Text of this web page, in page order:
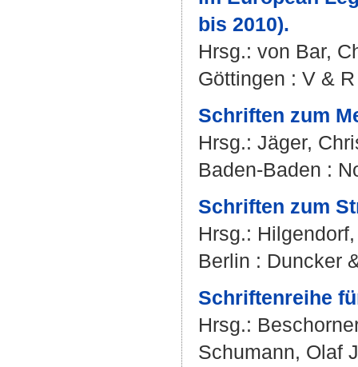
bis 2010).
Hrsg.: von Bar,
Göttingen : V &
Schriften zum
Hrsg.: Jäger,
Baden-Baden :
Schriften zum
Hrsg.:
Berlin : Duncker
Schriftenreihe
Hrsg.:
Schumann, Olaf